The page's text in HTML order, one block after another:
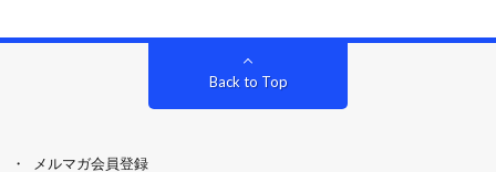
Back to Top
メルマガ会員登録